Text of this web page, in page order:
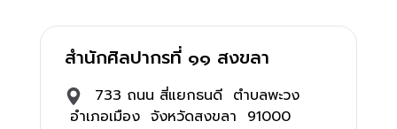
สำนักศิลปากรที่ ๑๑ สงขลา
733 ถนน สี่แยกธนดี ตำบลพะวง
อำเภอเมือง จังหวัดสงขลา 91000